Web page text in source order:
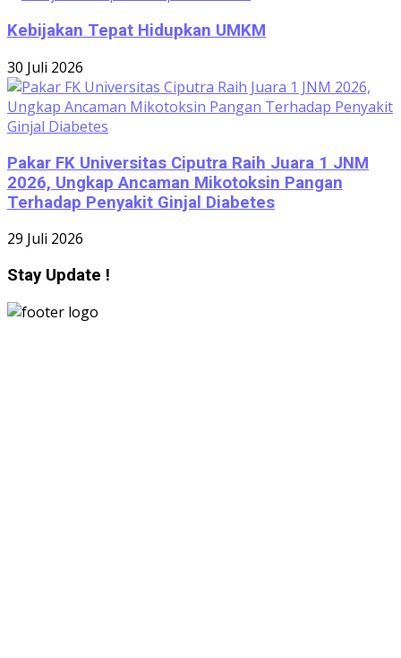
Kebijakan Tepat Hidupkan UMKM
30 Juli 2026
Pakar FK Universitas Ciputra Raih Juara 1 JNM
2026, Ungkap Ancaman Mikotoksin Pangan
Terhadap Penyakit Ginjal Diabetes
29 Juli 2026
Stay Update !